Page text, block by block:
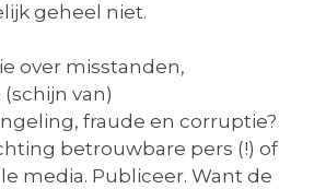
geheel niet.
over misstanden,
van)
fraude en corruptie?
betrouwbare pers (!) of
media. Publiceer. Want de